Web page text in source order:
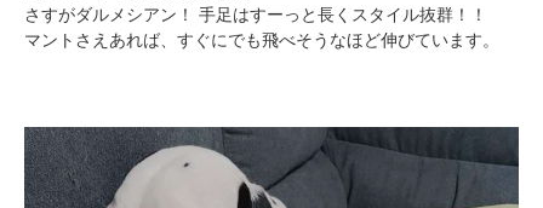
さすがダルメシアン！ 手足はすーっと長くスタイル抜群！！
マントさえあれば、すぐにでも飛べそうなほど伸びています。